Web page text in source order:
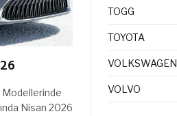
Modellerinde
Nisan 2026
TOGG
TOYOTA
VOLKSWAGEN
VOLVO